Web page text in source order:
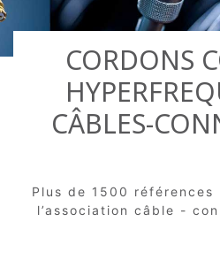
CORDONS
CÂBLES-
Plus de 1500 références
l’association câble -